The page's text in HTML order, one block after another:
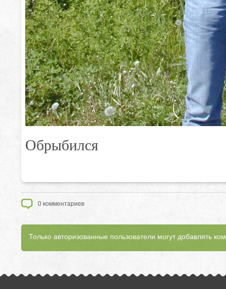
Обрыбился
0 комментариев
Только авторизованные пользователи могут добавлять